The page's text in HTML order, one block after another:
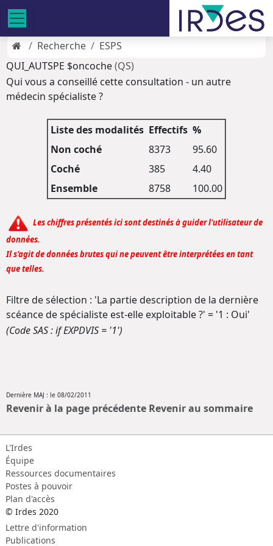
Recherche
ESPS
QUI_AUTSPE $oncoche(QS)
Qui vous a conseillé cette consultation - un autre
médecin spécialiste ?
Liste des modalités Effectifs %
Non coché
8373
95.60
Coché
385
4.40
Ensemble
8758 100.00
Les chiffres présentés ici sont destinés à guider l'utilisateur de
données.
Il s'agit de données brutes qui ne peuvent être interprétées en tant
que telles.
Filtre de sélection : 'La partie description de la dernière
scéance de spécialiste est-elle exploitable ?' = '1 : Oui'
(Code SAS : if EXPDVIS = '1')
Dernière MAJ : le 08/02/2011
Revenir à la page précédente Revenir au sommaire
L'Irdes
Équipe
Ressources documentaires
Postes à pouvoir
Plan d'accès
© Irdes 2020
Lettre d'information
Publications